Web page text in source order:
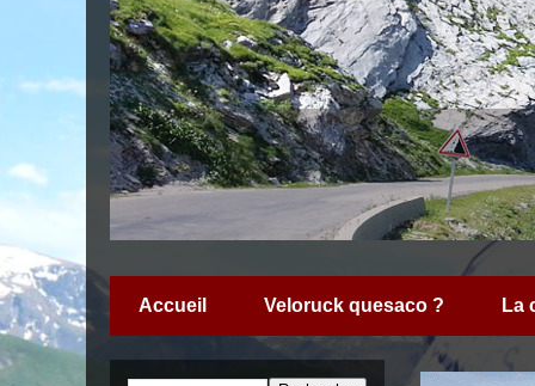
Accueil Veloruck quesaco ? La